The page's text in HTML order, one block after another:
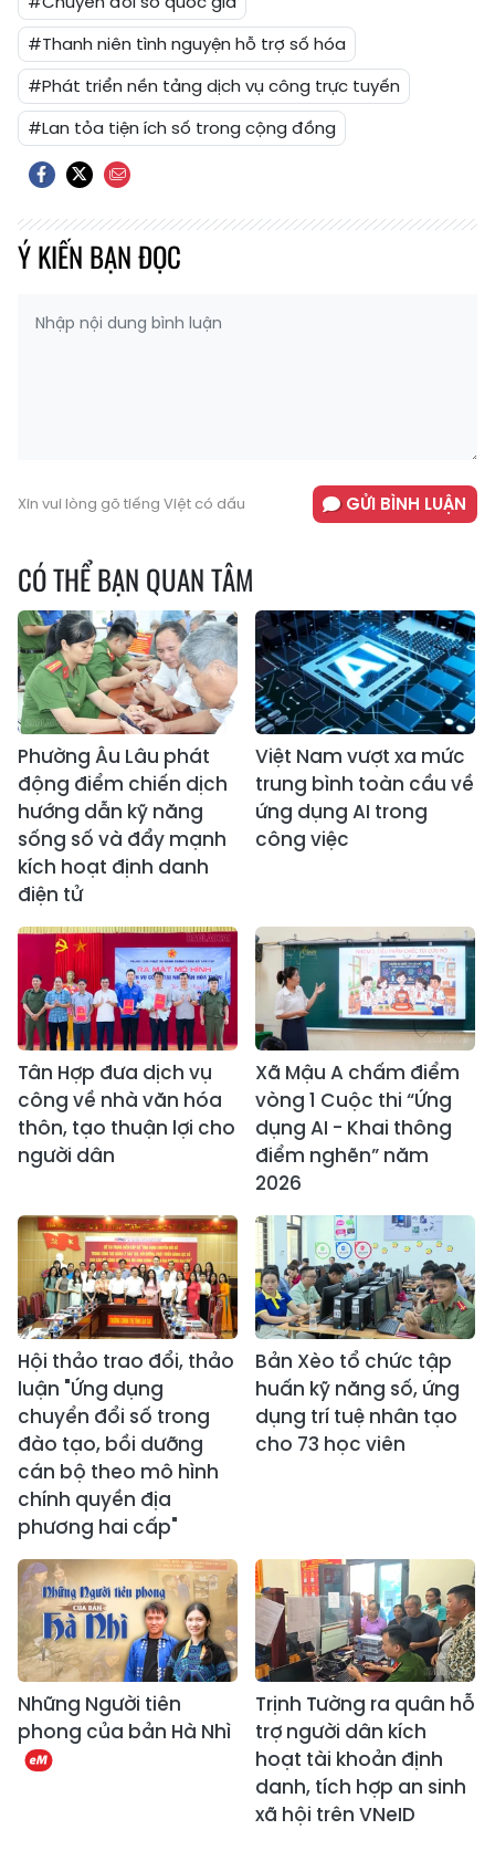
#Thanh niên tình nguyện hỗ trợ số hóa
#Phát triển nền tảng dịch vụ công trực tuyến
#Lan tỏa tiện ích số trong cộng đồng
Ý KIẾN BẠN ĐỌC
Xin vui lòng gõ tiếng Việt có dấu GỬI BÌNH LUẬN
CÓ THỂ BẠN QUAN TÂM
Phường Âu Lâu phát
động điểm chiến dịch
hướng dẫn kỹ năng
sống số và đẩy mạnh
kích hoạt định danh
điện tử
Việt Nam vượt xa mức
trung bình toàn cầu về
ứng dụng AI trong
công việc
Tân Hợp đưa dịch vụ
công về nhà văn hóa
thôn, tạo thuận lợi cho
người dân
Xã Mậu A chấm điểm
vòng 1 Cuộc thi “Ứng
dụng AI - Khai thông
điểm nghẽn” năm
2026
Hội thảo trao đổi, thảo
luận "Ứng dụng
chuyển đổi số trong
đào tạo, bồi dưỡng
cán bộ theo mô hình
chính quyền địa
phương hai cấp"
Bản Xèo tổ chức tập
huấn kỹ năng số, ứng
dụng trí tuệ nhân tạo
cho 73 học viên
Những Người tiên
phong của bản Hà Nhì
Trịnh Tường ra quân hỗ
trợ người dân kích
hoạt tài khoản định
danh, tích hợp an sinh
xã hội trên VNeID